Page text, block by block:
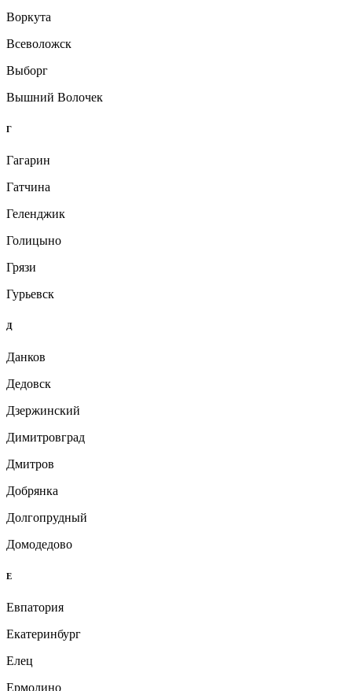
Воркута
Всеволожск
Выборг
Вышний Волочек
Г
Гагарин
Гатчина
Геленджик
Голицыно
Грязи
Гурьевск
Д
Данков
Дедовск
Дзержинский
Димитровград
Дмитров
Добрянка
Долгопрудный
Домодедово
Е
Евпатория
Екатеринбург
Елец
Ермолино